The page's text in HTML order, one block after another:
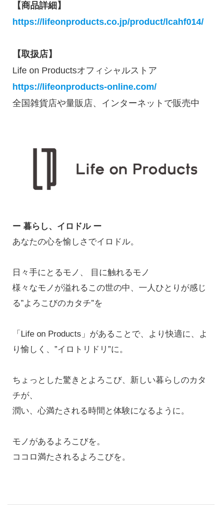
【商品詳細】
https://lifeonproducts.co.jp/product/lcahf014/
【取扱店】
Life on Productsオフィシャルストア
https://lifeonproducts-online.com/
全国雑貨店や量販店、インターネットで販売中
ー 暮らし、イロドル ー
あなたの心を愉しさでイロドル。
日々手にとるモノ、 目に触れるモノ
様々なモノが溢れるこの世の中、一人ひとりが感じ
る”よろこびのカタチ”を
「Life on Products」があることで、より快適に、よ
り愉しく、”イロトリドリ”に。
ちょっとした驚きとよろこび、新しい暮らしのカタ
チが、
潤い、心満たされる時間と体験になるように。
モノがあるよろこびを。
ココロ満たされるよろこびを。